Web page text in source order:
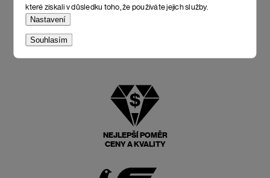
které získali v důsledku toho, že používáte jejich služby.
Nastavení
Souhlasím
NEJLEPŠÍ POMĚR
CENY A KVALITY